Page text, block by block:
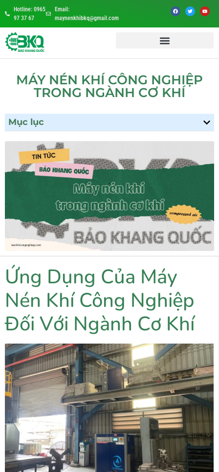
Hotline: 0965
97 37 67
Email:
maynenkhibkq@gmail.com
MÁY NÉN KHÍ CÔNG NGHIỆP
TRONG NGÀNH CƠ KHÍ
Mục lục
Ứng Dụng Của Máy
Nén Khí Công Nghiệp
Đối Với Ngành Cơ Khí